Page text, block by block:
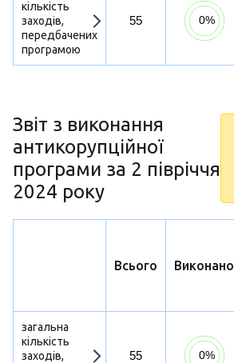
кількість
заходів,
передбачених
програмою
55
Звіт з виконання
антикорупційної
програми за 2 півріччя
2024 року
Всього Виконано
загальна
кількість
заходів,
55